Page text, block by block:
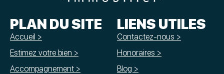
PLAN DU SITE
Accueil >
Estimez votre bien >
Accompagnement >
LIENS UTILES
Contactez-nous >
Honoraires >
Blog >